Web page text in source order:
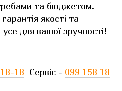
та бюджетом.
якості та
усе для вашої зручності!
18 Сервіс - 099 158 18